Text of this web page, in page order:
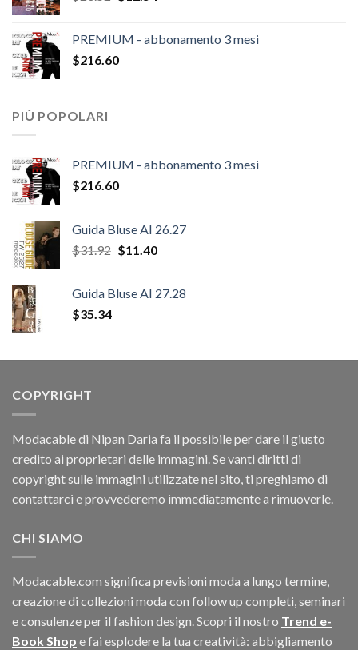
era:
$20.52.
è:
PREMIUM - abbonamento 3 mesi
$216.60
PIÙ POPOLARI
PREMIUM - abbonamento 3 mesi
$216.60
Guida Bluse AI 26.27
$31.92 Il
era:
$11.40Il
è:
Guida Bluse AI 27.28
$35.34
COPYRIGHT
Modacable di Nipan Daria fa il possibile per dare il giusto
credito ai proprietari delle immagini. Se vanti diritti di
copyright sulle immagini utilizzate nel sito, ti preghiamo di
contattarci e provvederemo immediatamente a rimuoverle.
CHI SIAMO
Modacable.com significa previsioni moda a lungo termine,
creazione di collezioni moda con follow up completi, seminari
e consulenze per il fashion design. Scopri il nostro Trend e-
Book Shop e fai esplodere la tua creatività: abbigliamento